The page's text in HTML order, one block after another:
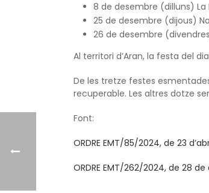
8 de desembre (dilluns)
25 de desembre (dijous)
26 de desembre
Al territori d’Aran, la festa del
De les tretze festes
recuperable. Les altres dotze
Font:
ORDRE EMT/85/2024, de 23
ORDRE EMT/262/2024, de 28